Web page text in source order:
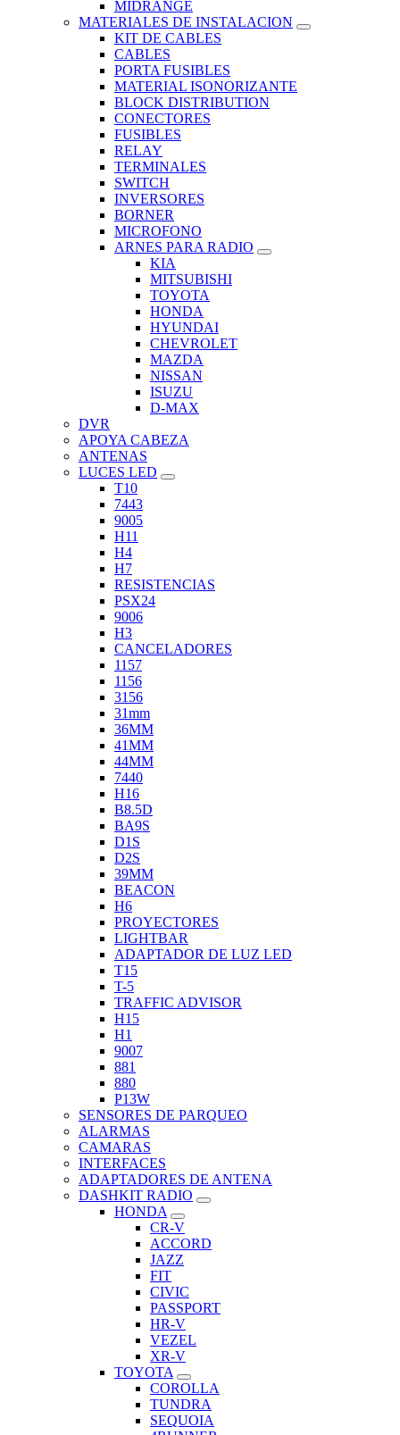
MIDRANGE
MATERIALES DE INSTALACION
KIT DE CABLES
CABLES
PORTA FUSIBLES
MATERIAL ISONORIZANTE
BLOCK DISTRIBUTION
CONECTORES
FUSIBLES
RELAY
TERMINALES
SWITCH
INVERSORES
BORNER
MICROFONO
ARNES PARA RADIO
KIA
MITSUBISHI
TOYOTA
HONDA
HYUNDAI
CHEVROLET
MAZDA
NISSAN
ISUZU
D-MAX
DVR
APOYA CABEZA
ANTENAS
LUCES LED
T10
7443
9005
H11
H4
H7
RESISTENCIAS
PSX24
9006
H3
CANCELADORES
1157
1156
3156
31mm
36MM
41MM
44MM
7440
H16
B8.5D
BA9S
D1S
D2S
39MM
BEACON
H6
PROYECTORES
LIGHTBAR
ADAPTADOR DE LUZ LED
T15
T-5
TRAFFIC ADVISOR
H15
H1
9007
881
880
P13W
SENSORES DE PARQUEO
ALARMAS
CAMARAS
INTERFACES
ADAPTADORES DE ANTENA
DASHKIT RADIO
HONDA
CR-V
ACCORD
JAZZ
FIT
CIVIC
PASSPORT
HR-V
VEZEL
XR-V
TOYOTA
COROLLA
TUNDRA
SEQUOIA